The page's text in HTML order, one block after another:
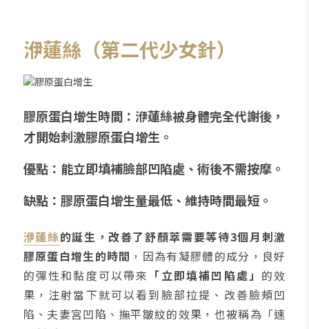
洢蓮絲（第二代少女針）
膠原蛋白增生時間：洢蓮絲被身體完全代謝後，
才開始刺激膠原蛋白增生。
優點：能立即填補臉部凹陷處、術後不需按摩。
缺點：膠原蛋白增生量最低、維持時間最短。
洢蓮絲的誕生，改善了舒顏萃需要等待3個月刺激
膠原蛋白增生的時間 ，因為有凝膠體的成分，良好
的彈性和黏度可以帶來 「立即填補凹陷處」 的效
果，注射當下就可以看到臉部拉提、改善臉頰凹
陷、夫妻宮凹陷、撫平皺紋的效果，也被稱為「速